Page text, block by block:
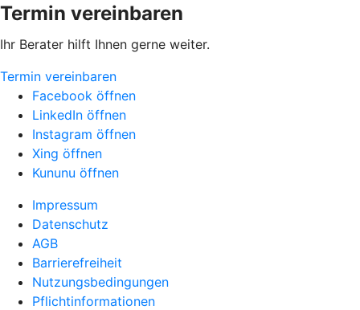
Termin vereinbaren
Ihr Berater hilft Ihnen gerne weiter.
Termin vereinbaren
Facebook öffnen
LinkedIn öffnen
Instagram öffnen
Xing öffnen
Kununu öffnen
Impressum
Datenschutz
AGB
Barrierefreiheit
Nutzungsbedingungen
Pflichtinformationen